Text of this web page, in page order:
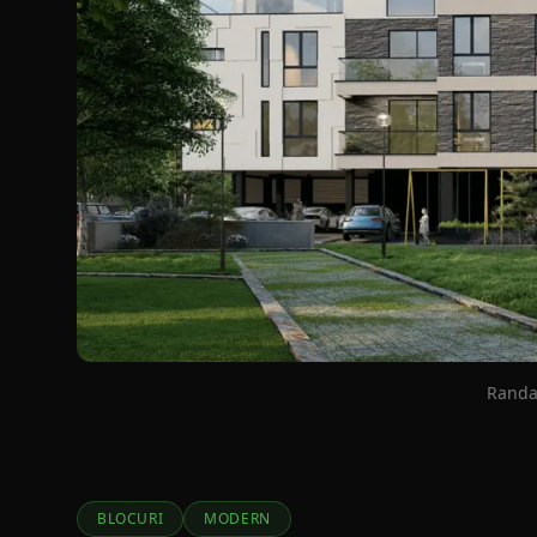
BLOCURI MODERN